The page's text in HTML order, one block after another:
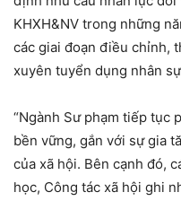
KHXH&NV trong những
các giai đoạn điều chỉnh,
xuyên tuyển dụng nhân
“Ngành Sư phạm tiếp tục
bền vững, gắn với sự gia
của xã hội. Bên cạnh đó,
học, Công tác xã hội ghi